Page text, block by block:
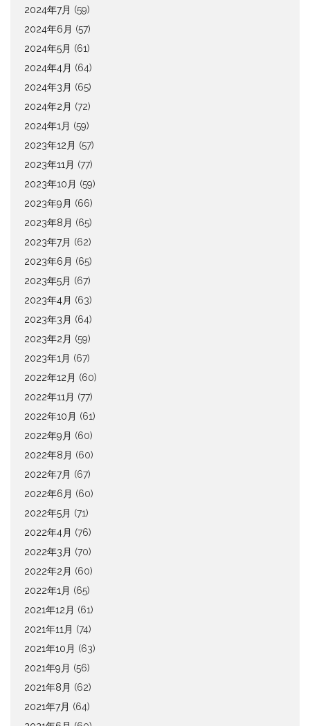
2024年7月 (59)
2024年6月 (57)
2024年5月 (61)
2024年4月 (64)
2024年3月 (65)
2024年2月 (72)
2024年1月 (59)
2023年12月 (57)
2023年11月 (77)
2023年10月 (59)
2023年9月 (66)
2023年8月 (65)
2023年7月 (62)
2023年6月 (65)
2023年5月 (67)
2023年4月 (63)
2023年3月 (64)
2023年2月 (59)
2023年1月 (67)
2022年12月 (60)
2022年11月 (77)
2022年10月 (61)
2022年9月 (60)
2022年8月 (60)
2022年7月 (67)
2022年6月 (60)
2022年5月 (71)
2022年4月 (76)
2022年3月 (70)
2022年2月 (60)
2022年1月 (65)
2021年12月 (61)
2021年11月 (74)
2021年10月 (63)
2021年9月 (56)
2021年8月 (62)
2021年7月 (64)